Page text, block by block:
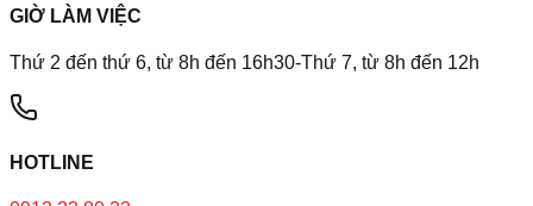
GIỜ LÀM VIỆC
Thứ 2 đến thứ 6, từ 8h đến 16h30-Thứ 7, từ 8h đến 12h
HOTLINE